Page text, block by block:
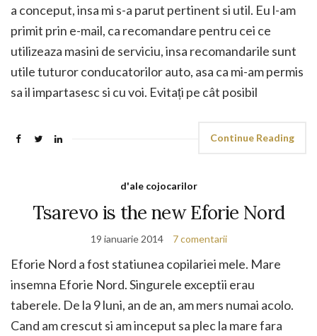
a conceput, insa mi s-a parut pertinent si util. Eu l-am
primit prin e-mail, ca recomandare pentru cei ce
utilizeaza masini de serviciu, insa recomandarile sunt
utile tuturor conducatorilor auto, asa ca mi-am permis
sa il impartasesc si cu voi. Evitați pe cât posibil
Continue Reading
d'ale cojocarilor
Tsarevo is the new Eforie Nord
19 ianuarie 2014 7 comentarii
Eforie Nord a fost statiunea copilariei mele. Mare
insemna Eforie Nord. Singurele exceptii erau
taberele. De la 9 luni, an de an, am mers numai acolo.
Cand am crescut si am inceput sa plec la mare fara